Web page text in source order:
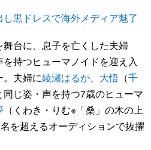
し黒ドレスで海外メディア魅了
台に、息子を亡くした夫婦
持つヒューマノイドを迎え入
。夫婦に綾瀬はるか、 大悟 （千
じ姿・声を持つ7歳のヒューマ
（くわき・りむ※「桑」の木の上
を超えるオーディションで抜擢